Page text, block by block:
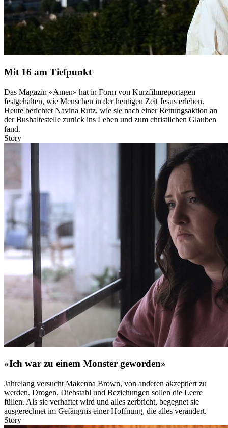
Mit 16 am Tiefpunkt
Das Magazin «Amen» hat in Form von Kurzfilmreportagen
festgehalten, wie Menschen in der heutigen Zeit Jesus erleben.
Heute berichtet Navina Rutz, wie sie nach einer Rettungsaktion an
der Bushaltestelle zurück ins Leben und zum christlichen Glauben
fand.
Story
«Ich war zu einem Monster geworden»
Jahrelang versucht Makenna Brown, von anderen akzeptiert zu
werden. Drogen, Diebstahl und Beziehungen sollen die Leere
füllen. Als sie verhaftet wird und alles zerbricht, begegnet sie
ausgerechnet im Gefängnis einer Hoffnung, die alles verändert.
Story